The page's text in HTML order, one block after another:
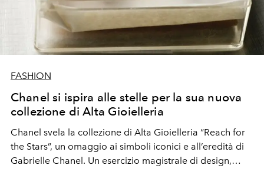
FASHION
Chanel si ispira alle stelle per la sua nuova
collezione di Alta Gioielleria
Chanel svela la collezione di Alta Gioielleria “Reach for
the Stars”, un omaggio ai simboli iconici e all’eredità di
Gabrielle Chanel. Un esercizio magistrale di design,